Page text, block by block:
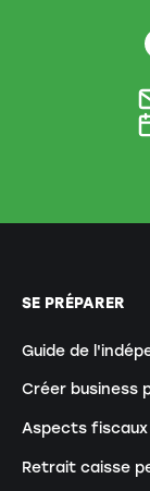
SE PRÉPARER
Guide de
Créer business
Aspects fiscaux
Retrait caisse